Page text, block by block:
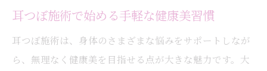
耳つぼ施術で始める手軽な健康美習慣
耳つぼ施術は、身体のさまざまな悩みをサポートしなが
ら、無理なく健康美を目指せる点が大きな魅力です。大